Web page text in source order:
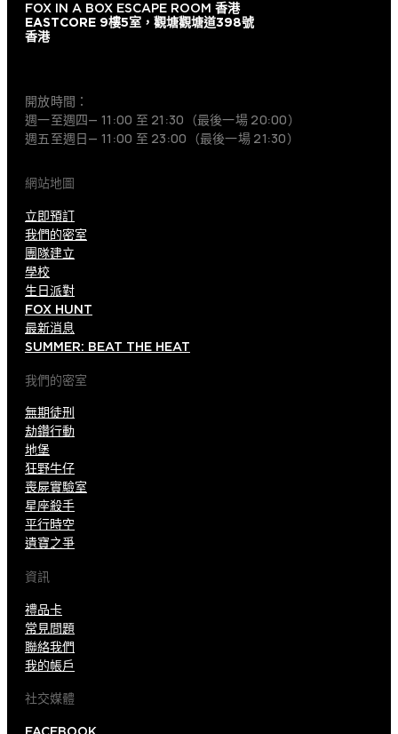
FOX IN A BOX ESCAPE ROOM 香港
EASTCORE 9樓5室，觀塘觀塘道398號
香港
開放時間：
週一至週四— 11:00 至 21:30（最後一場 20:00）
週五至週日— 11:00 至 23:00（最後一場 21:30）
網站地圖
立即預訂
我們的密室
團隊建立
學校
生日派對
FOX HUNT
最新消息
SUMMER: BEAT THE HEAT
我們的密室
無期徒刑
劫鑽行動
地堡
狂野牛仔
喪屍實驗室
星座殺手
平行時空
遺寶之爭
資訊
禮品卡
常見問題
聯絡我們
我的帳戶
社交媒體
FACEBOOK